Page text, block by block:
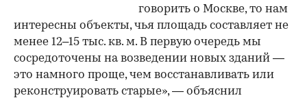
говорить о Москве, то нам
интересны объекты, чья площадь составляет не
менее 12–15 тыс. кв. м. В первую очередь мы
сосредоточены на возведении новых зданий —
это намного проще, чем восстанавливать или
реконструировать старые», — объяснил